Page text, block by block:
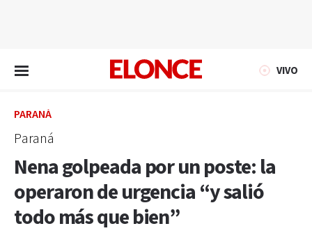
VIVO
PARANÁ
Paraná
Nena golpeada por un poste: la
operaron de urgencia “y salió
todo más que bien”